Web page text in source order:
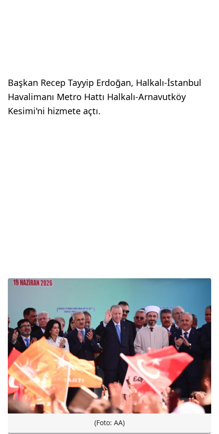
Başkan Recep Tayyip Erdoğan, Halkalı-İstanbul
Havalimanı Metro Hattı Halkalı-Arnavutköy
Kesimi'ni hizmete açtı.
(Foto: AA)